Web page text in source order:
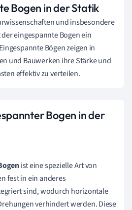
Bogen in der Statik
und insbesondere
eingespannte Bogen ein
Bögen zeigen in
und Bauwerken ihre Stärke und
effektiv zu verteilen.
Bogen in der
ist eine spezielle Art von
fest in ein anderes
sind, wodurch horizontale
verhindert werden. Diese